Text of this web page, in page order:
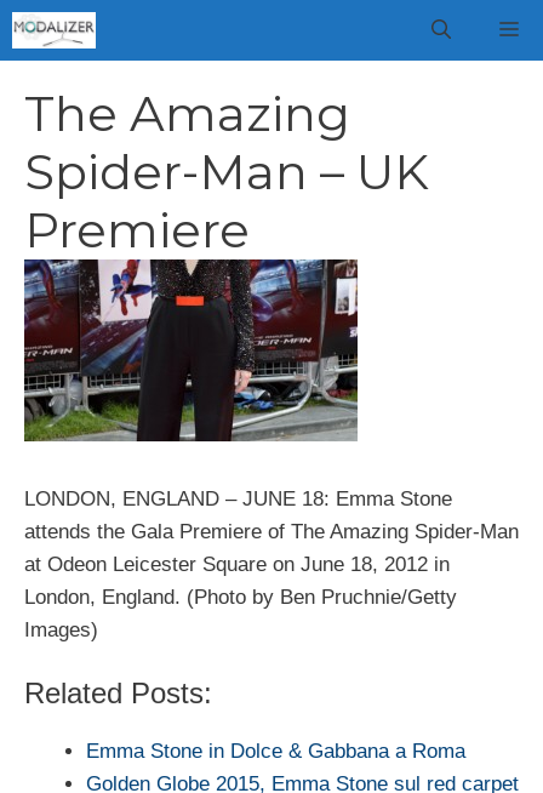
Vai
al
The Amazing
Spider-Man – UK
Premiere
LONDON, ENGLAND – JUNE 18: Emma Stone
attends the Gala Premiere of The Amazing Spider-Man
at Odeon Leicester Square on June 18, 2012 in
London, England. (Photo by Ben Pruchnie/Getty
Images)
Related Posts:
Emma Stone in Dolce & Gabbana a Roma
Golden Globe 2015, Emma Stone sul red carpet